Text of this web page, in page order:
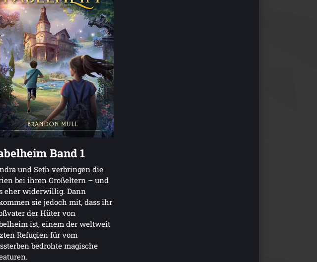
Band 1
und Seth verbringen die
bei ihren Großeltern – und
eher widerwillig. Dann
sie jedoch mit, dass ihr
der Hüter von
ist, einem der weltweit
Refugien für vom
bedrohte magische